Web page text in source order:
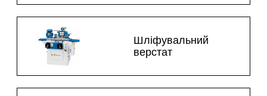
Шліфувальний
верстат